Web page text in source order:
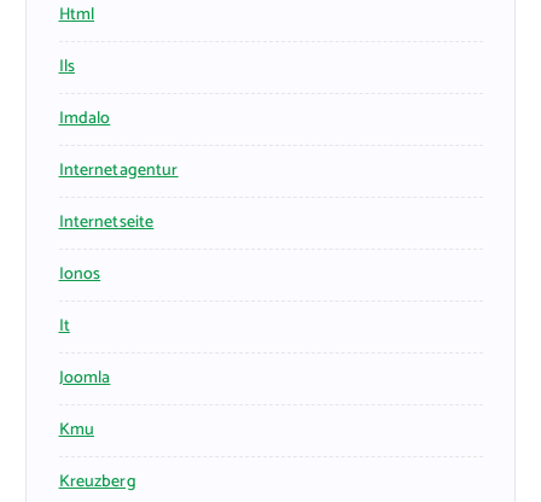
Html
Ils
Imdalo
Internetagentur
Internetseite
Ionos
It
Joomla
Kmu
Kreuzberg